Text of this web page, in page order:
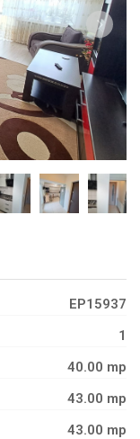
EP15937
1
40.00 mp
43.00 mp
43.00 mp